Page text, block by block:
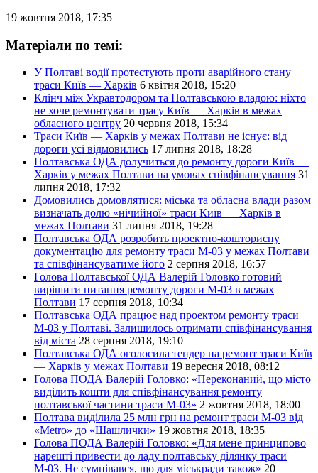
19 жовтня 2018, 17:35
Матеріали по темі:
У Полтаві водії протестують проти аварійного стану
траси Київ — Харків 6 квітня 2018, 15:20
Клінч між Укравтодором та Полтавською владою: ніхто
не хоче ремонтувати трасу Київ — Харків в межах
обласного центру 20 червня 2018, 15:34
Траси Київ — Харків у межах Полтави не існує: від
дороги усі відмовились 17 липня 2018, 18:28
Полтавська ОДА долучиться до ремонту дороги Київ —
Харків у межах Полтави на умовах співфінансування 31
липня 2018, 17:32
Домовились домовлятися: міська та обласна влади разом
визначать долю «нічийної» траси Київ — Харків в
межах Полтави 31 липня 2018, 19:28
Полтавська ОДА розробить проектно-кошторисну
документацію для ремонту траси М-03 у межах Полтави
та співфінансуватиме його 2 серпня 2018, 16:57
Голова Полтавської ОДА Валерій Головко готовий
вирішити питання ремонту дороги М-03 в межах
Полтави 17 серпня 2018, 10:34
Полтавська ОДА працює над проектом ремонту траси
М-03 у Полтаві. Залишилось отримати співфінансування
від міста 28 серпня 2018, 19:10
Полтавська ОДА оголосилa тендер на ремонт траси Київ
— Харків у межах Полтави 19 вересня 2018, 08:12
Голова ПОДА Валерій Головко: «Переконаний, що місто
виділить кошти для співфінансування ремонту
полтавської частини траси М-03» 2 жовтня 2018, 18:00
Полтава виділила 25 млн грн на ремонт траси М-03 від
«Metro» до «Шашлички» 19 жовтня 2018, 18:35
Голова ПОДА Валерій Головко: «Для мене принципово
нарешті привести до ладу полтавську ділянку траси
М-03. Не сумнівався, що для міськради також» 20